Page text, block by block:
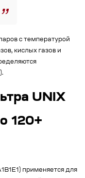
с температурой
кислых газов и
UNIX
120+
применяется для